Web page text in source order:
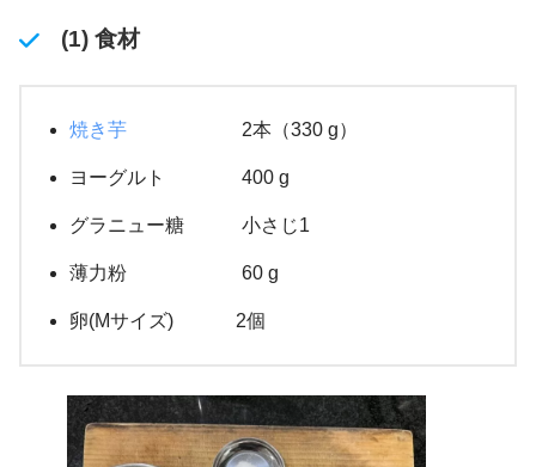
(1) 食材
焼き芋 2本（330 g）
ヨーグルト 400 g
グラニュー糖 小さじ1
薄力粉 60 g
卵(Mサイズ) 2個